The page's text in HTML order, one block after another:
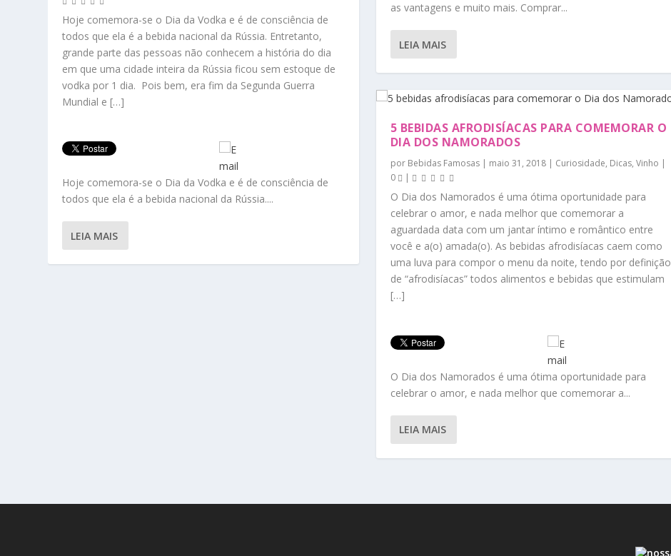
Hoje comemora-se o Dia da Vodka e é de consciência de
todos que ela é a bebida nacional da Rússia. Entretanto,
grande parte das pessoas não conhecem a história do dia
em que uma cidade inteira da Rússia ficou sem estoque de
vodka por 1 dia. Pois bem, era fim da Segunda Guerra
Mundial e […]
Hoje comemora-se o Dia da Vodka e é de consciência de
todos que ela é a bebida nacional da Rússia....
LEIA MAIS
as vantagens e muito mais. Comprar...
LEIA MAIS
5 BEBIDAS AFRODISÍACAS PARA COMEMORAR O
DIA DOS NAMORADOS
por Bebidas Famosas| maio 31, 2018| Curiosidade, Dicas, Vinho |
0
|
O Dia dos Namorados é uma ótima oportunidade para
celebrar o amor, e nada melhor que comemorar a
aguardada data com um jantar íntimo e romântico entre
você e a(o) amada(o). As bebidas afrodisíacas caem como
uma luva para compor o menu da noite, tendo por definição
de “afrodisíacas” todos alimentos e bebidas que estimulam
[…]
O Dia dos Namorados é uma ótima oportunidade para
celebrar o amor, e nada melhor que comemorar a...
LEIA MAIS